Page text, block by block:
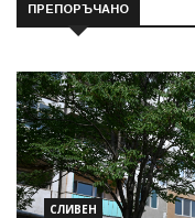
ПРЕПОРЪЧАНО
СЛИВЕН